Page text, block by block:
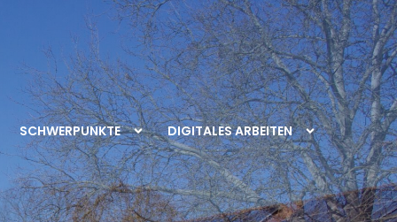
SCHWERPUNKTE DIGITALES ARBEITEN